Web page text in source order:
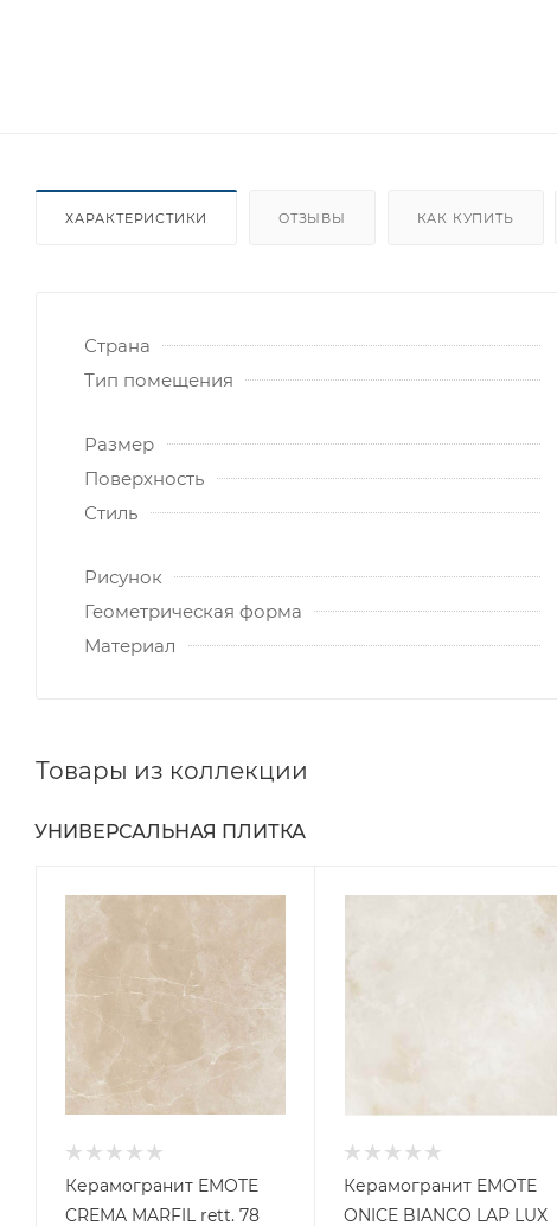
ХАРАКТЕРИСТИКИ ОТЗЫВЫ КАК КУПИТЬ
Страна
Тип помещения
Размер
Поверхность
Стиль
Рисунок
Геометрическая форма
Материал
Товары из коллекции
УНИВЕРСАЛЬНАЯ ПЛИТКА
Керамогранит EMOTE
CREMA MARFIL rett. 78
Керамогранит EMOTE
ONICE BIANCO LAP LUX